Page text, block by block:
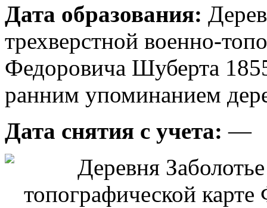
Дата образования:
трехверстной военно-
Федоровича Шуберта
ранним упоминанием
Дата снятия с учета: —